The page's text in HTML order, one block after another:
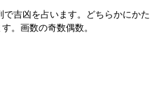
吉凶を占います。どちらかにかた
。画数の奇数偶数。